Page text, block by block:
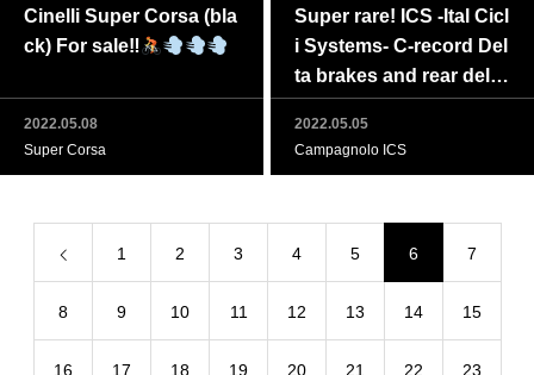
Cinelli Super Corsa (bla
ck) For sale‼
2022.05.08
Super Corsa
Super rare! ICS -Ital Cicl
i Systems- C-record Del
ta brakes and rear dellei
rur in stock! Feel free to
PM us!
2022.05.05
Campagnolo ICS
1 2 3 4 5 6 7
8 9 10 11 12 13 14 15
16 17 18 19 20 21 22 23